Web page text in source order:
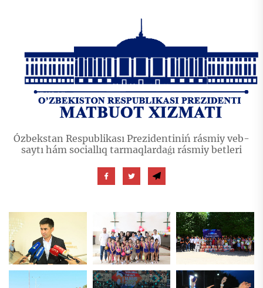
Ózbekstan Respublikası Prezidentiniń rásmiy veb-
saytı hám sociallıq tarmaqlardaǵı rásmiy betleri